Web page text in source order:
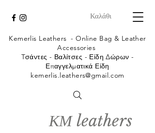
Καλάθι
ΚΜ leathers
Kemerlis Leathers -Online Bag & Leather
Accessories
Tσάντες - Βαλίτσες - Είδη Δώρων -
Επαγγελματικά Είδη
kemerlis.leathers@gmail.com